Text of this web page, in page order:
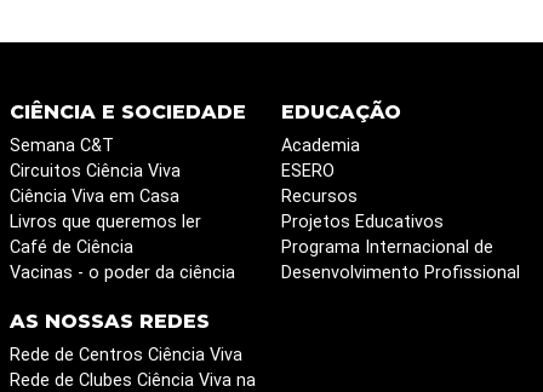
CIÊNCIA E SOCIEDADE
Semana C&T
Circuitos Ciência Viva
Ciência Viva em Casa
Livros que queremos ler
Café de Ciência
Vacinas - o poder da ciência
EDUCAÇÃO
Academia
ESERO
Recursos
Projetos Educativos
Programa Internacional de
Desenvolvimento Profissional
AS NOSSAS REDES
Rede de Centros Ciência Viva
Rede de Clubes Ciência Viva na